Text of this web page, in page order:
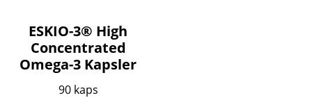
ESKIO-3® High
Concentrated
Omega-3 Kapsler
90 kaps